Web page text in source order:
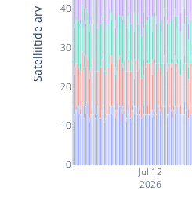
Jul 12
2026
0
10
20
30
40
Satelliitide arv